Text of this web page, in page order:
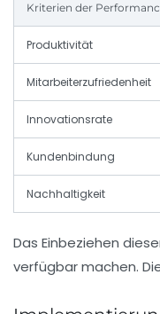
Kriterien der
Produktivität
Mitarbeiterzufriedenheit
Innovationsrate
Kundenbindung
Nachhaltigkeit
Das Einbeziehen
verfügbar machen.